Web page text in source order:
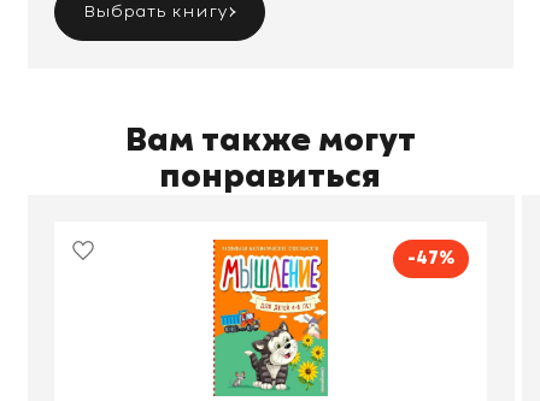
Выбрать книгу
Вам также могут
понравиться
-47%